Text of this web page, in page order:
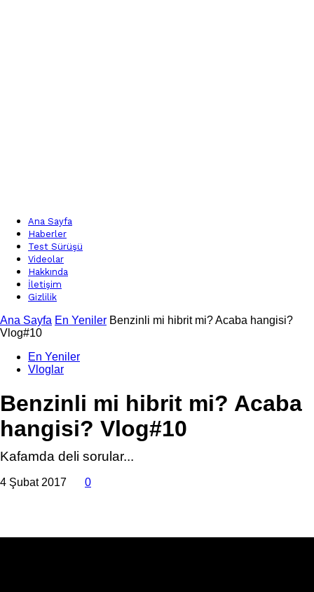
Ana Sayfa
Haberler
Test Sürüşü
Videolar
Hakkında
İletişim
Gizlilik
Ana Sayfa En Yeniler Benzinli mi hibrit mi? Acaba hangisi?
Vlog#10
En Yeniler
Vloglar
Benzinli mi hibrit mi? Acaba
hangisi? Vlog#10
Kafamda deli sorular...
4 Şubat 2017 0